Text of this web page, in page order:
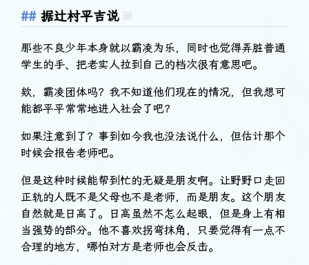
据辻村平吉说
那些不良少年本身就以霸凌为乐，同时也觉得弄脏普通
学生的手、把老实人拉到自己的档次很有意思吧。
欸，霸凌团体吗？我不知道他们现在的情况，但我想可
能都平平常常地进入社会了吧？
如果注意到了？事到如今我也没法说什么，但估计那个
时候会报告老师吧。
但是这种时候能帮到忙的无疑是朋友啊。让野野口走回
正轨的人既不是父母也不是老师，而是朋友。这个朋友
自然就是日高了。日高虽然不怎么起眼，但是身上有相
当强势的部分。他不喜欢拐弯抹角，只要觉得有一点不
合理的地方，哪怕对方是老师也会反击。